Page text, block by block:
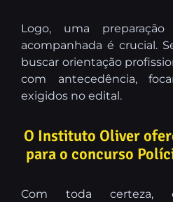
Logo, uma
acompanhada é crucial.
buscar orientação
com antecedência,
exigidos no edital.
O Instituto Oliver
para o concurso
Com toda certeza,